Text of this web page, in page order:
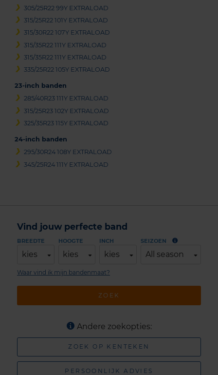
305/25R22 99Y EXTRALOAD
315/25R22 101Y EXTRALOAD
315/30R22 107Y EXTRALOAD
315/35R22 111Y EXTRALOAD
315/35R22 111Y EXTRALOAD
335/25R22 105Y EXTRALOAD
23-inch banden
285/40R23 111Y EXTRALOAD
315/25R23 102Y EXTRALOAD
325/35R23 115Y EXTRALOAD
24-inch banden
295/30R24 108Y EXTRALOAD
345/25R24 111Y EXTRALOAD
Vind jouw perfecte band
BREEDTE
kies
HOOGTE
kies
INCH
kies
SEIZOEN
All season
ZOEK
Waar vind ik mijn bandenmaat?
Andere zoekopties:
ZOEK OP KENTEKEN
PERSOONLIJK ADVIES